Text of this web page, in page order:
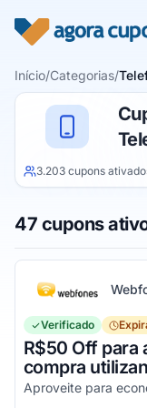
Início/Categorias/
3.203 cupons
47 cupons
Verificado
R$50 Off para
compra